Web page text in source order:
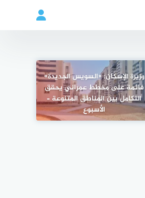
وزيرة الإسكان: «السويس الجديدة»
قائمة على مخطط عمراني يحقق
التكامل بين المناطق المتنوعة –
الأسبوع